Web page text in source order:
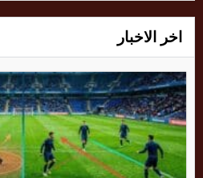
اخر الاخبار